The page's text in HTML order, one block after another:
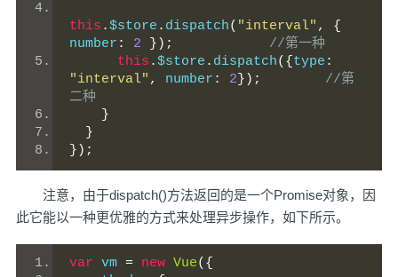
this .$store . dispatch( "interval" ,
{
number : 2 });
//第一种
this .$store . dispatch({ type :
"interval" , number : 2 });
//第
二种
}
}
});
注意，由于dispatch()方法返回的是一个Promise对象，因
此它能以一种更优雅的方式来处理异步操作，如下所示。
var vm = new Vue({